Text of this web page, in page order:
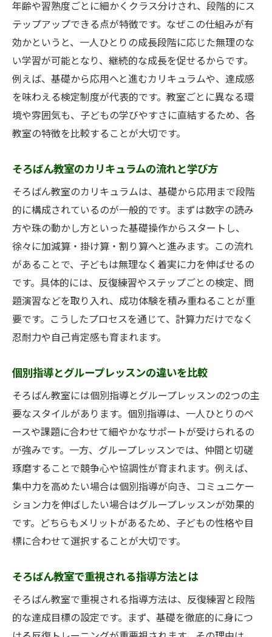
そろばん教室の無料体験で確認すべき点
そろばん教室の学び方とやり方の違いを理
解
通いやすいそろばん教室と近くの教室の比
較
集中力や思考力が伸びる学びの場とは
そろばん教室が思考力強化に役立つポイン
ト
そろばん教室の学習環境が成長を支える仕
組み
そろばん教室で身につく粘り強さの秘密
そろばん教室のやり方が学習意欲に与える
影響
そろばん教室で身につく力とその理由
そろばん教室が頭の良さにどう関係するか
そろばん教室で得られる暗算力と応用力
そろばん教室で伸びる集中力の背景を解説
そろばん教室のフラッシュ暗算の効果とは
そろばん教室で学ぶ礼儀やマナーの大切さ
くもんとそろばん教室どちらが合う？
そろばん教室のメリットとデメリットを検
証
方
そろばん教室と他の習い事との違いを解説
そろばん教室で得られる力とくもんの違い
年齢や習熟度ごとに細かくクラス分けされ、段階的にス
テップアップできる点が特徴です。なぜこの仕組みが有
効かというと、一人ひとりの成長段階に応じた無理のな
い学習が可能となり、継続的な成長を促せるからです。
例えば、基礎から応用へと進むカリキュラムや、達成感
を味わえる検定制度が代表的です。教室ごとに異なる環
境や雰囲気も、子どもの学びやすさに直結するため、各
教室の特徴を比較することが大切です。
そろばん教室のカリキュラムの流れと学び方
そろばん教室のカリキュラムは、基礎から応用まで段階
的に構成されているのが一般的です。まずは数字の読み
方や珠の動かし方といった基礎操作からスタートし、
徐々に加減算・掛け算・割り算へと進みます。この流れ
があることで、子どもは無理なく着実に力を伸ばせるの
です。具体的には、反復練習やステップごとの検定、問
題演習などを取り入れ、成功体験を積み重ねることが重
要です。こうしたプロセスを通じて、計算力だけでなく
忍耐力や自己肯定感も育まれます。
個別指導とグループレッスンの違いを比較
そろばん教室には個別指導とグループレッスンの2つの主
要なスタイルがあります。個別指導は、一人ひとりのペ
ースや課題に合わせて細やかなサポートが受けられるの
が強みです。一方、グループレッスンでは、仲間と切磋
琢磨することで競争心や協調性が育まれます。例えば、
集中力を高めたい場合は個別指導が向き、コミュニケー
ション力を伸ばしたい場合はグループレッスンが効果的
です。どちらもメリットがあるため、子どもの性格や目
標に合わせて選択することが大切です。
そろばん教室で重視される指導方法とは
そろばん教室で重視される指導方法は、反復練習と段階
的な達成目標の設定です。まず、基礎を徹底的に身につ